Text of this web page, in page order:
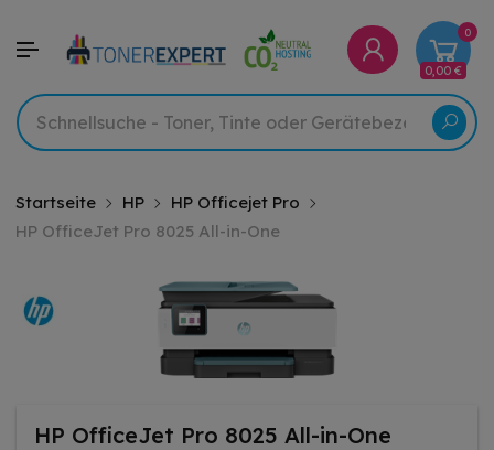
0
0,00 €
Startseite HP
HP Officejet Pro
HP OfficeJet Pro 8025 All-in-One
HP OfficeJet Pro 8025 All-in-One